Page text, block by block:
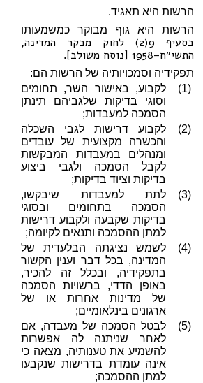
הרשות היא תאגיד.
הרשות היא גוף מבוקר כמשמעותו
בסעיף 9(2) לחוק מבקר המדינה,
התשי״ח–1958 [נוסח משולב]
.
תפקידיה וסמכויותיה של הרשות הם:
(1)
לקבוע, באישור השר, תחומים
וסוגי בדיקות שלגביהם תינתן
הסמכה למעבדות;
(2)
לקבוע דרישות לגבי השכלה
והכשרה מקצועית של עובדים
ומנהלים במעבדות המבקשות
לקבל הסמכה ולגבי ביצוע
בדיקות וציוד בדיקות;
(3)
לתת למעבדות שיבקשו,
הסמכה בתחומים ובסוגי
בדיקות שקבעה ולקבוע דרישות
למתן ההסמכה ותנאים לקיומה;
(4)
לשמש נציגתה הבלעדית של
המדינה, בכל דבר וענין הקשור
בתפקידיה, ובכלל זה להכיר,
באופן הדדי, ברשויות הסמכה
של מדינות אחרות או של
ארגונים בינלאומיים;
(5)
לבטל הסמכה של מעבדה, אם
לאחר שניתנה לה אפשרות
להשמיע את טענותיה, מצאה כי
אינה עומדת בדרישות שנקבעו
למתן ההסמכה;